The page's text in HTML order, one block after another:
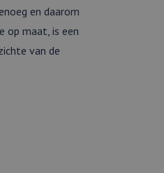
en daarom
op maat, is een
van de